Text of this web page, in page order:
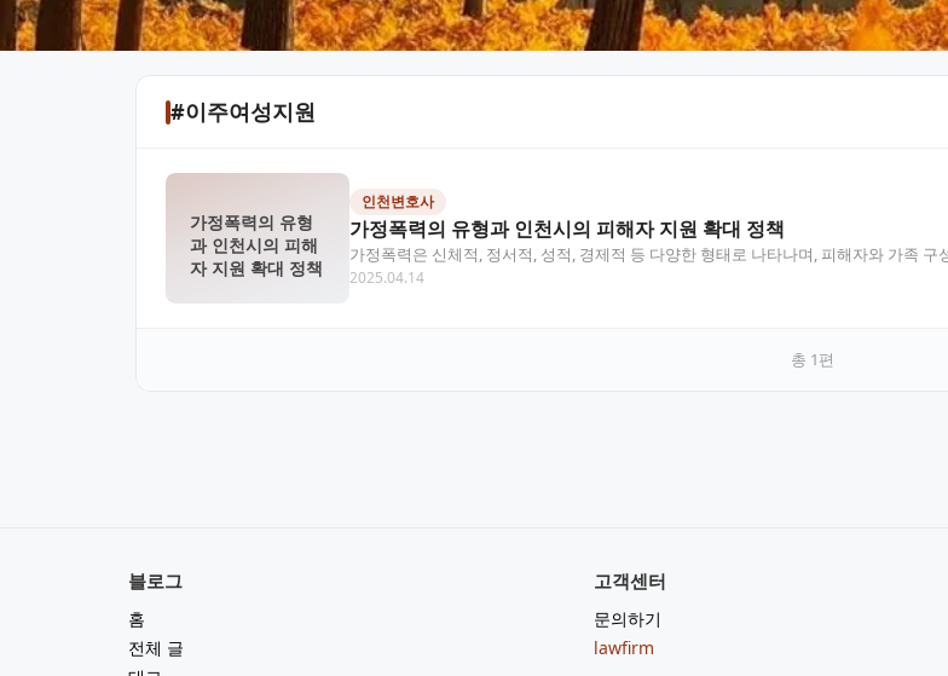
#이주여성지원
가정폭력의 유형
과 인천시의 피해
자 지원 확대 정책
인천변호사
가정폭력의 유형과 인천시의 피해자 지원 확대 정책
가정폭력은 신체적, 정서적, 성적, 경제적 등 다양한 형태로 나타나며, 피해자와 가족
위해 가족 단위 치료…
2025.04.14
총 1편
블로그
홈
전체 글
고객센터
문의하기
lawfirm